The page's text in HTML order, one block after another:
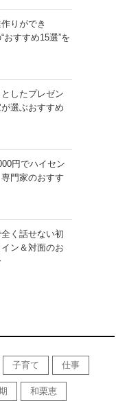
りができ
すすめ15選”を
としたプレゼン
選ぶおすすめ
円でハイセン
門家のおすす
全く話せない初
ン＆対面のお
子育て 仕事
和栗恵